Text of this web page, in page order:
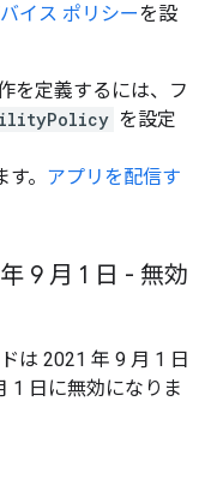
イス ポリシーを設
を定義するには、フ
を設定
。 アプリを配信す
9 月 1 日 - 無効
は 2021 年 9 月 1 日
1 日に無効になりま